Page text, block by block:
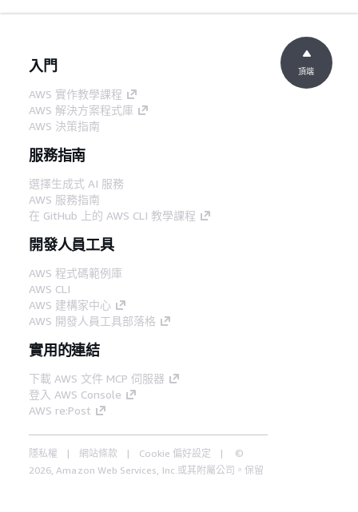
入門
AWS 實作教學課程
AWS 解決方案程式庫
AWS 決策指南
服務指南
選擇生成式 AI 服務
AWS 服務指南
在 GitHub 上的 AWS CLI 教學課程
開發人員工具
AWS 程式碼範例庫
AWS CLI
AWS 建構家中心
AWS 開發人員工具部落格
實用的連結
下載 AWS 文件 MCP 伺服器
登入 AWS Console
AWS re:Post
隱私權 網站條款 Cookie 偏好設定
©
2026, Amazon Web Services, Inc.或其附屬公司。保留
頂端